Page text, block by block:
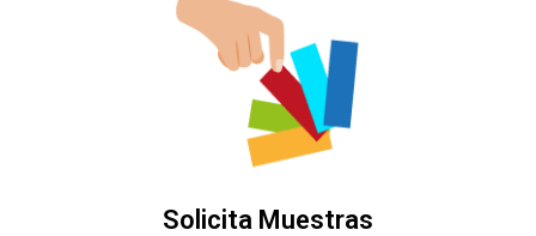
Solicita Muestras